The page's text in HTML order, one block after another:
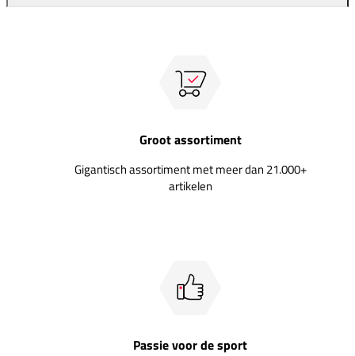
Groot assortiment
Gigantisch assortiment met meer dan 21.000+
artikelen
Passie voor de sport